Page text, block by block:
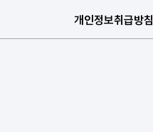
개인정보취급방침